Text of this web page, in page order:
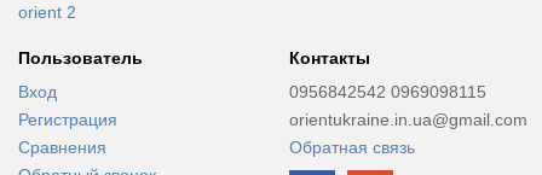
orient 2
Пользователь
Вход
Регистрация
Сравнения
Контакты
0956842542 0969098115
orientukraine.in.ua@gmail.com
Обратная связь